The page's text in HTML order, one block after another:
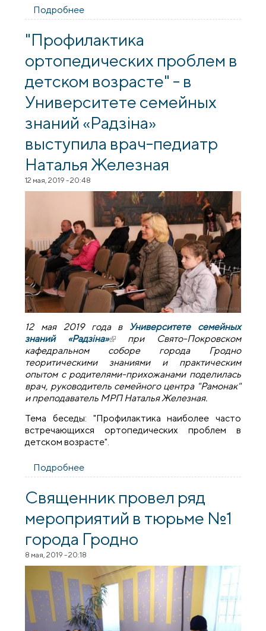
Подробнее
заключительная лекция, посвященная
"Профилактика
ортопедических проблем в
детском возрасте" - в
Университете семейных
знаний «Радзіна»
выступила врач-педиатр
Наталья Железная
12 мая, 2019 - 20:48
12 мая 2019 года в Университете семейных
знаний «Радзіна»(внешняя ссылка)
при Свято-Покровском
кафедральном соборе города Гродно
теоритическими знаниями и практическим
опытом с родителями-прихожанами поделилась
врач, руководитель семейного центра "Рамонак"
и преподаватель МРП Наталья Железная.
Тема беседы: "Профилактика наиболее часто
встречающихся ортопедических проблем в
детском возрасте".
Подробнее
проблем в детском возрасте" - в
«Радзіна» выступила врач-педиатр
Наталья Железная
Священник провел ряд
мероприятий в тюрьме №1
города Гродно
8 мая, 2019 - 20:18